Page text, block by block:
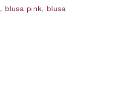
, blusa pink, blusa